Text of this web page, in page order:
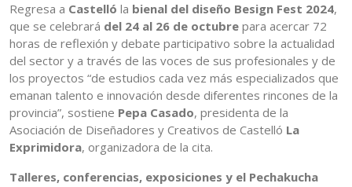
Regresa a Castelló la bienal del diseño Besign Fest 2024,
que se celebrará del 24 al 26 de octubre para acercar 72
horas de reflexión y debate participativo sobre la actualidad
del sector y a través de las voces de sus profesionales y de
los proyectos “de estudios cada vez más especializados que
emanan talento e innovación desde diferentes rincones de la
provincia”, sostiene Pepa Casado, presidenta de la
Asociación de Diseñadores y Creativos de Castelló La
Exprimidora, organizadora de la cita.
Talleres, conferencias, exposiciones y el Pechakucha